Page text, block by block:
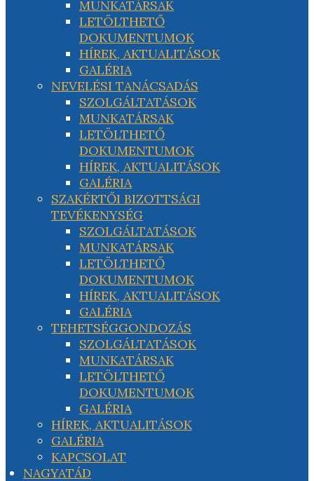
MUNKATÁRSAK
LETÖLTHETŐ
DOKUMENTUMOK
HÍREK, AKTUALITÁSOK
GALÉRIA
NEVELÉSI TANÁCSADÁS
SZOLGÁLTATÁSOK
MUNKATÁRSAK
LETÖLTHETŐ
DOKUMENTUMOK
HÍREK, AKTUALITÁSOK
GALÉRIA
SZAKÉRTŐI BIZOTTSÁGI
TEVÉKENYSÉG
SZOLGÁLTATÁSOK
MUNKATÁRSAK
LETÖLTHETŐ
DOKUMENTUMOK
HÍREK, AKTUALITÁSOK
GALÉRIA
TEHETSÉGGONDOZÁS
SZOLGÁLTATÁSOK
MUNKATÁRSAK
LETÖLTHETŐ
DOKUMENTUMOK
GALÉRIA
HÍREK, AKTUALITÁSOK
GALÉRIA
KAPCSOLAT
NAGYATÁD